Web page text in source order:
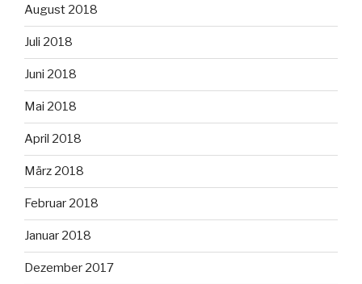
August 2018
Juli 2018
Juni 2018
Mai 2018
April 2018
März 2018
Februar 2018
Januar 2018
Dezember 2017